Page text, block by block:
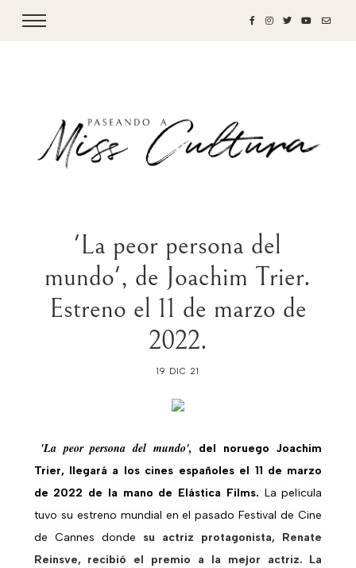
'La peor persona del
mundo', de Joachim Trier.
Estreno el 11 de marzo de
2022.
19 DIC 21
'La peor persona del mundo', del noruego Joachim
Trier, llegará a los cines españoles el 11 de marzo
de 2022 de la mano de Elástica Films. La película
tuvo su estreno mundial en el pasado Festival de Cine
de Cannes donde su actriz protagonista, Renate
Reinsve, recibió el premio a la mejor actriz. La